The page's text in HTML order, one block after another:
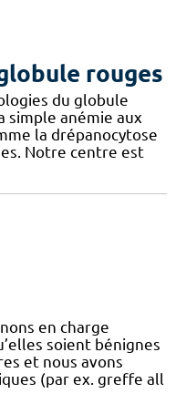
rouges
du globule
simple anémie aux
la drépanocytose
Notre centre est
en charge
soient bénignes
et nous avons
(par ex. greffe all